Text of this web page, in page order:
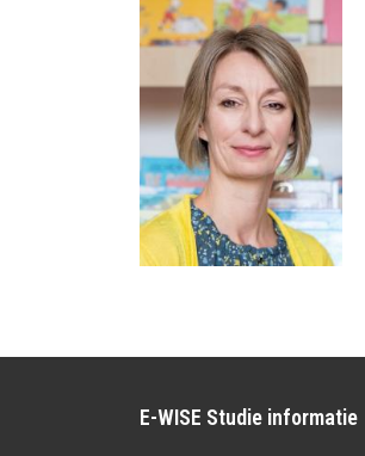
E-WISE Studie informatie